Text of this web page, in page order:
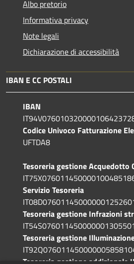
Albo pretorio
Informativa privacy
Note legali
Dichiarazione di accessibilità
IBAN E CC POSTALI
IBAN
Codice Univoco Fatturazione
UFTDA8
Tesoreria gestione Acquedotto
Servizio Tesoreria
Tesoreria gestione Infrazioni
Tesoreria gestione
Tesoreria gestione addizionale